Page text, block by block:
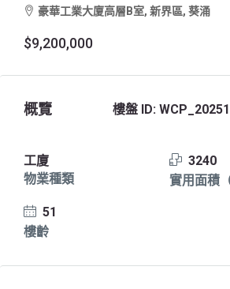
豪華工業大廈高層B室, 新界區, 葵涌
$9,200,000
概覽 樓盤 ID:
工廈
物業種類
3240
實用面積（
51
樓齡